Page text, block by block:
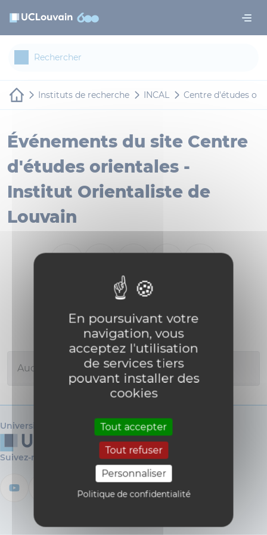
En poursuivant votre
navigation, vous
acceptez l'utilisation
de services tiers
pouvant installer des
cookies
Tout accepter
Tout refuser
Personnaliser
Politique de confidentialité
Instituts de recherche INCAL Centre d'études
Événements du site Centre
d'études orientales -
Institut Orientaliste de
Louvain
Aucun événement à afficher
Université catholique de Louvain
Suivez-nous